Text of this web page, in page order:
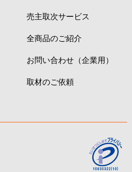
売主取次サービス
全商品のご紹介
お問い合わせ（企業用）
取材のご依頼